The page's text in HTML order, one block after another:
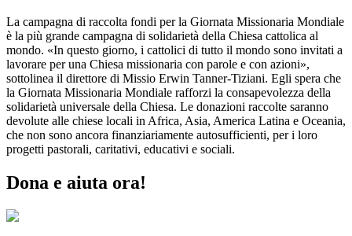
La campagna di raccolta fondi per la Giornata Missionaria Mondiale
è la più grande campagna di solidarietà della Chiesa cattolica al
mondo. «In questo giorno, i cattolici di tutto il mondo sono invitati a
lavorare per una Chiesa missionaria con parole e con azioni»,
sottolinea il direttore di Missio Erwin Tanner-Tiziani. Egli spera che
la Giornata Missionaria Mondiale rafforzi la consapevolezza della
solidarietà universale della Chiesa. Le donazioni raccolte saranno
devolute alle chiese locali in Africa, Asia, America Latina e Oceania,
che non sono ancora finanziariamente autosufficienti, per i loro
progetti pastorali, caritativi, educativi e sociali.
Dona e aiuta ora!